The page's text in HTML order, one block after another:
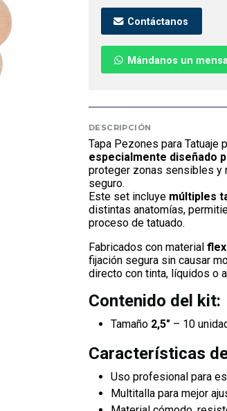
Contáctanos
Mándanos un
DESCRIPCIÓN
Tapa Pezones para Tatuaje
especialmente diseñado
proteger zonas sensibles y
seguro.
Este set incluye múltiples
distintas anatomías,
proceso de tatuado.
Fabricados con material
fijación segura sin causar
directo con tinta, líquidos o
Contenido del kit:
Tamaño 2,5" – 10
Características
Uso profesional para
Multitalla para mejor